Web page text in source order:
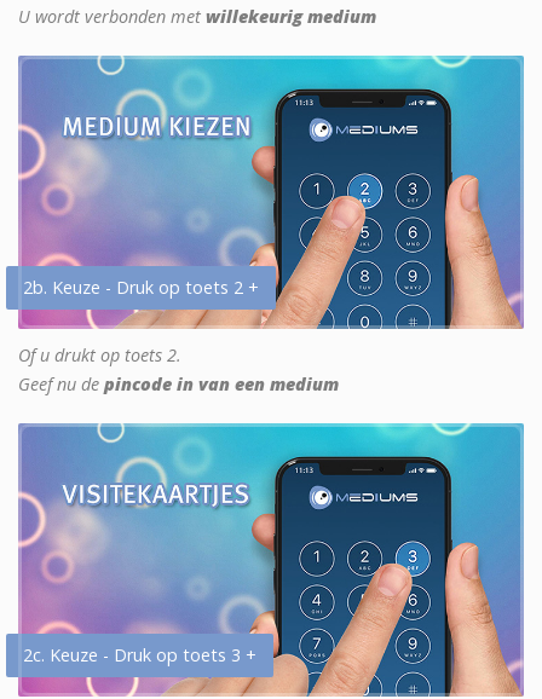
U wordt verbonden met willekeurig medium
2b. Keuze - Druk op toets 2 +
Of u drukt op toets 2.
Geef nu de pincode in van een medium
2c. Keuze - Druk op toets 3 +